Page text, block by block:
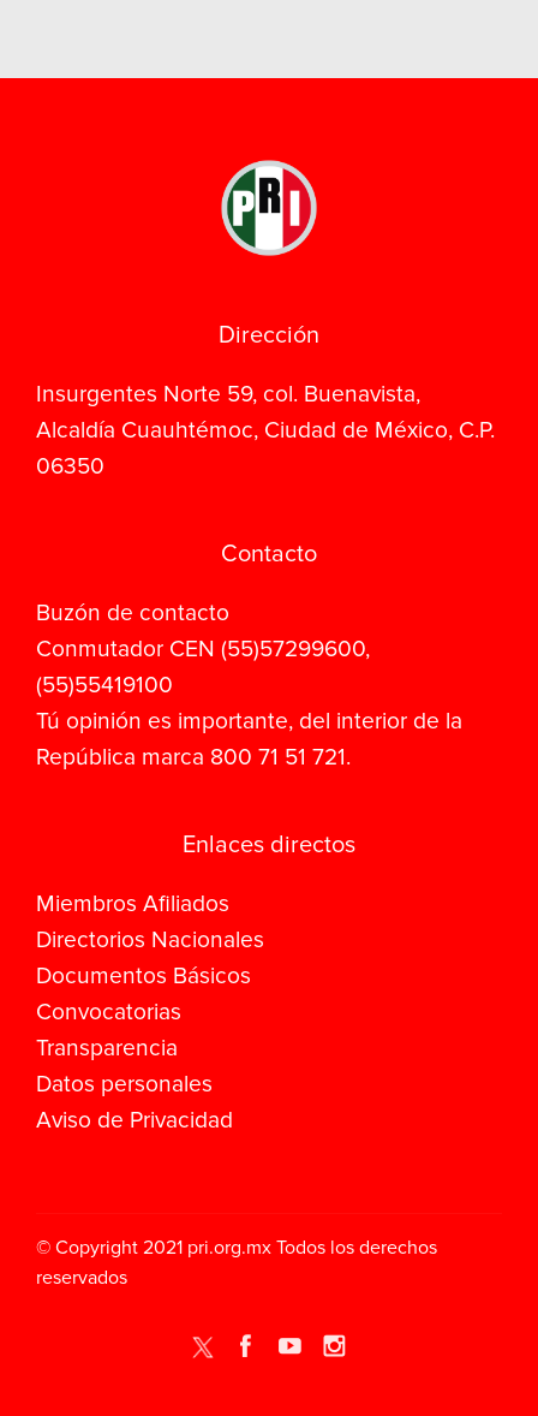
Dirección
Insurgentes Norte 59, col. Buenavista,
Alcaldía Cuauhtémoc, Ciudad de México, C.P.
06350
Contacto
Buzón de contacto
Conmutador CEN (55)57299600,
(55)55419100
Tú opinión es importante, del interior de la
República marca 800 71 51 721.
Enlaces directos
Miembros Afiliados
Directorios Nacionales
Documentos Básicos
Convocatorias
Transparencia
Datos personales
Aviso de Privacidad
© Copyright 2021 pri.org.mx Todos los derechos
reservados